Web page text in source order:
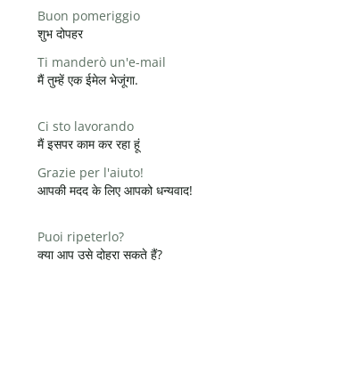
Buon pomeriggio
शुभ दोपहर
Ti manderò un'e-mail
मैं तुम्हें एक ईमेल भेजूंगा.
Ci sto lavorando
मैं इसपर काम कर रहा हूं
Grazie per l'aiuto!
आपकी मदद के लिए आपको धन्यवाद!
Puoi ripeterlo?
क्या आप उसे दोहरा सकते हैं?